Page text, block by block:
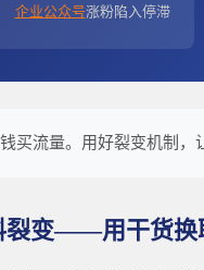
企业公众号涨粉陷入停滞
买流量。用好裂变机制，
裂变——用干货换